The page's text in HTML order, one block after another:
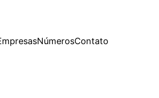
NúmerosContato